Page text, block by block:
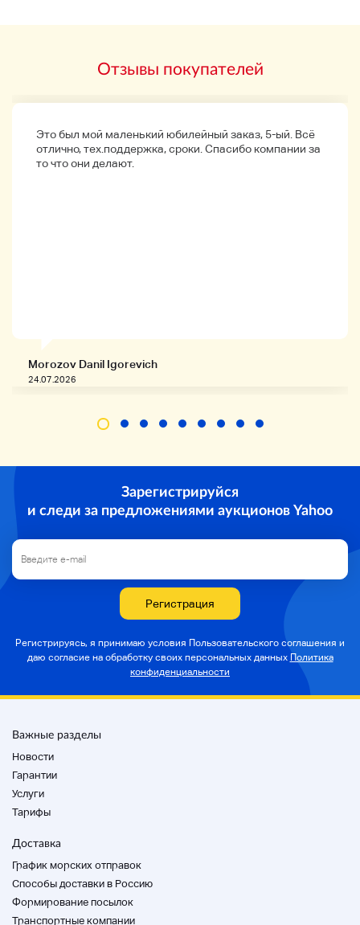
Sports, Jimmy Tu Man, Dolgaba Light Blue, Emporio
・ Аксессуар: предметы на изображении
Статус >>AB~BC
N - новый
S→Un,ed продукты, , товары
Продукты супер-красоты (несколько раз)
Специальная кисть
Проверьте оставшуюся сумму на изображении.
Пожалуйста, сделайте ставку на левой стороне,
Нет крышки.
Мы не можем принимать возвраты из-за удобства
клиента, таких как изображения и размер.
Пожалуйста, проверьте детали продукта и
фотографии. Однако мы принимаем возврат только
・ Если товар, который вы доставляете, отличается
от вашего заказа
・ При неправильном отображении стандарта
・ В случае повреждения или пропажи предметов
из-за транспортной аварии
Если вы свяжетесь с нами в течение 5 дней после
получения продукта, мы примем возврат.
Различные меры предосторожности
Памятные монеты и монеты
*Платежный способ – это только «удобный
магазинный платеж» и «банковский перевод».
Пожалуйста, поставьте на левую сторону.
Пожалуйста, обратитесь к следующему URL для
получения подробной информации.
https://support.yahoo-
>>> Для более чем 5 предметов
Пожалуйста, обратите внимание, что мы не можем
отвечать на подробные запросы в отношении
продуктов. (например, парфюмерия и косметика)
Отзывы покупателей
Это был мой маленький юбилейный заказ, 5-ый. Всё
отлично, тех.поддержка, сроки. Спасибо компании за
то что они делают.
Morozov Danil Igorevich
24.07.2026
Зарегистрируйся
и следи за предложениями аукционов Yahoo
Регистрация
Регистрируясь, я принимаю условия Пользовательского соглашения и
даю согласие на обработку своих персональных данных Политика
конфиденциальности
Важные разделы
Новости
Гарантии
Услуги
Тарифы
Доставка
График морских отправок
Способы доставки в Россию
Формирование посылок
Транспортные компании